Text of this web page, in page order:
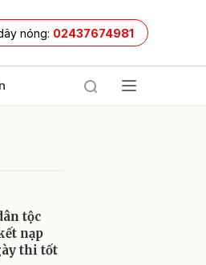
nóng: 02437674981
tộc
nạp
thi tốt